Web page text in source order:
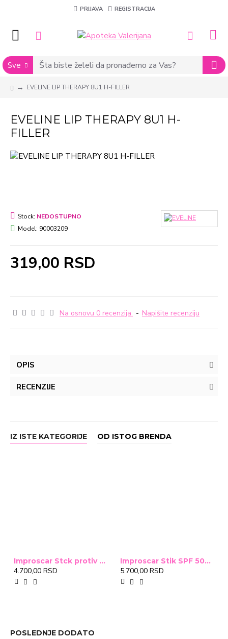
PRIJAVA REGISTRACIJA
Sve
EVELINE LIP THERAPY 8U1 H-FILLER
EVELINE LIP THERAPY 8U1 H-
FILLER
Na osnovu 0 recenzija. - Napišite recenziju
319,00 RSD
Stock: NEDOSTUPNO
Model: 90003209
OPIS
RECENZIJE
IZ ISTE KATEGORIJE OD ISTOG BRENDA
Improscar Stck protiv ožiljaka 4,6g
4.700,00 RSD
Improscar Stik SPF 50+ Conceal 6,9g (tonirani)
5.700,00 RSD
POSLEDNJE DODATO